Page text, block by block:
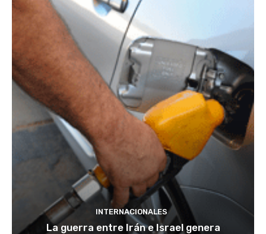
INTERNACIONALES
La guerra entre Irán e Israel genera